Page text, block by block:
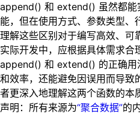
append() 和 extend() 虽然都能
能，但在使用方式、参数类型、
理解这些区别对于编写高效、
实际开发中，应根据具体需求合
append() 和 extend() 的正确用
和效率，还能避免因误用而导致
者更深入地理解这两个函数的本
声明：所有来源为“聚合数据”的